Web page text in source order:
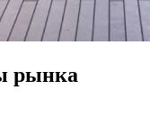
рынка